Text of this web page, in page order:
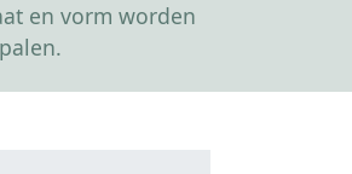
en vorm worden